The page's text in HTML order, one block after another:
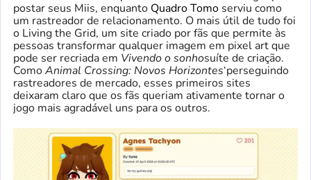
postar seus Miis, enquanto Quadro Tomo serviu como
um rastreador de relacionamento. O mais útil de tudo foi
o Living the Grid, um site criado por fãs que permite às
pessoas transformar qualquer imagem em pixel art que
pode ser recriada em Vivendo o sonhosuíte de criação.
ComoAnimal Crossing: Novos Horizontes‘perseguindo
rastreadores de mercado, esses primeiros sites
deixaram claro que os fãs queriam ativamente tornar o
jogo mais agradável uns para os outros.